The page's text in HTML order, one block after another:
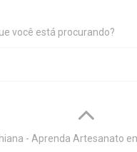
- Aprenda Artesanato